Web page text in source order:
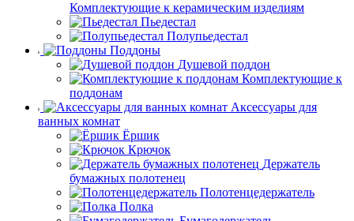
Комплектующие к керамическим изделиям
Пьедестал
Полупьедестал
Поддоны
Душевой поддон
Комплектующие к
поддонам
Аксессуары для
ванных комнат
Ёршик
Крючок
Держатель
бумажных полотенец
Полотенцедержатель
Полка